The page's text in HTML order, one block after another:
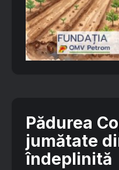
Pădurea
jumătate
îndeplinită